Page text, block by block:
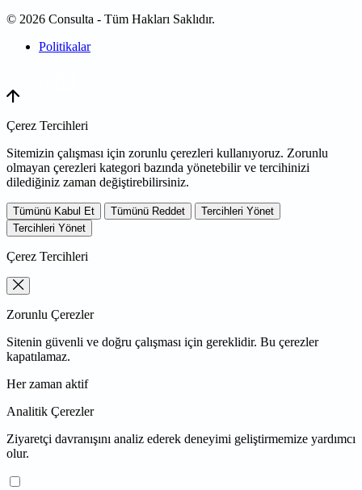
© 2026 Consulta - Tüm Hakları Saklıdır.
Politikalar
Çerez Tercihleri
Sitemizin çalışması için zorunlu çerezleri kullanıyoruz. Zorunlu
olmayan çerezleri kategori bazında yönetebilir ve tercihinizi
dilediğiniz zaman değiştirebilirsiniz.
Tümünü Kabul Et Tümünü Reddet
Tercihleri Yönet
Tercihleri Yönet
Çerez Tercihleri
Zorunlu Çerezler
Sitenin güvenli ve doğru çalışması için gereklidir. Bu çerezler
kapatılamaz.
Her zaman aktif
Analitik Çerezler
Ziyaretçi davranışını analiz ederek deneyimi geliştirmemize yardımcı
olur.